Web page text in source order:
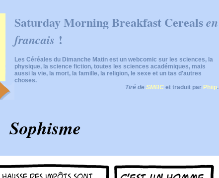
Saturday Morning Breakfast Cerealsen
francais !
Les Céréales du Dimanche Matin est un webcomic sur les sciences, la
physique, la science fiction, toutes les sciences académiques, mais
aussi la vie, la mort, la famille, la religion, le sexe et un tas d'autres
choses.
Tiré de SMBC et traduit par Phiip.
Sophisme